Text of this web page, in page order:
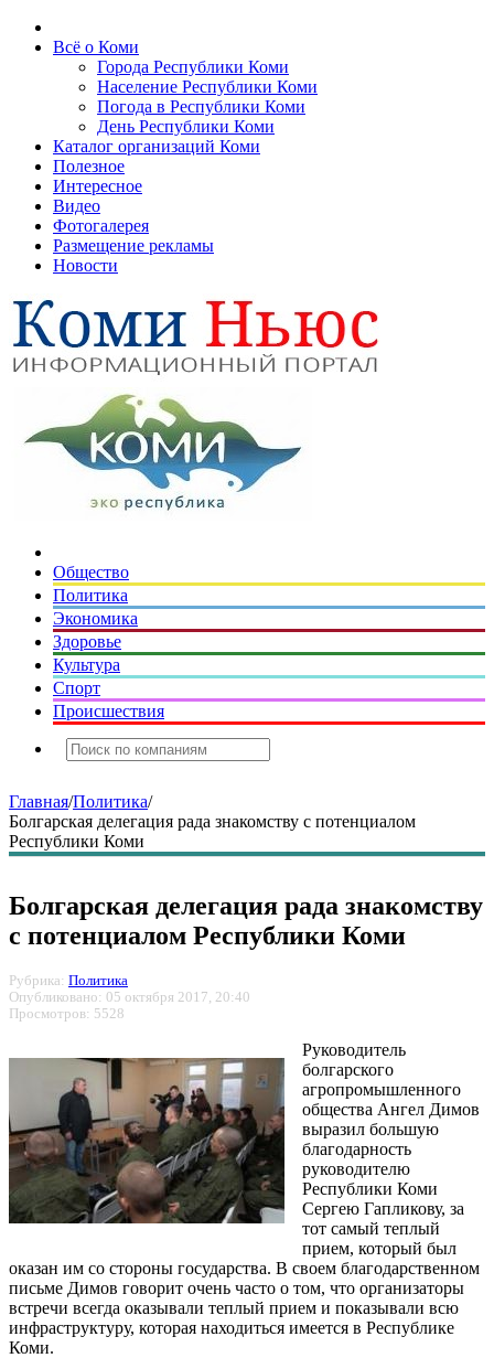
Всё о Коми
Города Республики Коми
Население Республики Коми
Погода в Республики Коми
День Республики Коми
Каталог организаций Коми
Полезное
Интересное
Видео
Фотогалерея
Размещение рекламы
Новости
Общество
Политика
Экономика
Здоровье
Культура
Спорт
Происшествия
Главная/Политика/
Болгарская делегация рада знакомству с потенциалом
Республики Коми
Болгарская делегация рада знакомству
с потенциалом Республики Коми
Рубрика: Политика
Опубликовано: 05 октября 2017, 20:40
Просмотров: 5528
Руководитель
болгарского
агропромышленного
общества Ангел Димов
выразил большую
благодарность
руководителю
Республики Коми
Сергею Гапликову, за
тот самый теплый
прием, который был
оказан им со стороны государства. В своем благодарственном
письме Димов говорит очень часто о том, что организаторы
встречи всегда оказывали теплый прием и показывали всю
инфраструктуру, которая находиться имеется в Республике
Коми.